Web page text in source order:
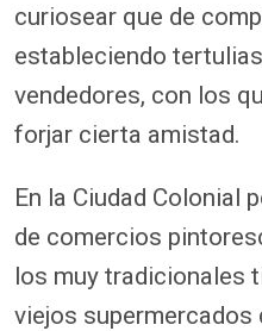
curiosear que de
estableciendo
vendedores, con los
forjar cierta amistad.
En la Ciudad Colonial
de comercios
los muy tradicionales
viejos supermercados